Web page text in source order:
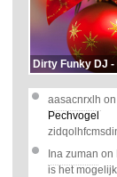
Dirty Funky DJ
aasacnrxlh on
Pechvogel
Ina zuman on
is het